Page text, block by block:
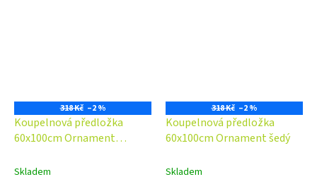
318 Kč –2 %
Koupelnová předložka
60x100cm Ornament
Skladem
318 Kč –2 %
Koupelnová předložka
60x100cm Ornament šedý
Skladem